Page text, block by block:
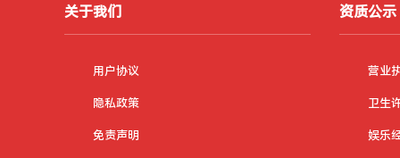
关于我们
用户协议
隐私政策
免责声明
资质公示
营业
卫生
娱乐